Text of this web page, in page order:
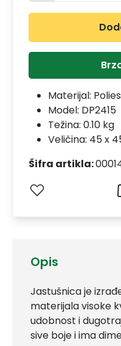
Opis
Jastušnica je
materijala visoke
udobnost i
sive boje i ima
Materijal:
Model: DP2415
Težina: 0.10 kg
Veličina: 45 x
Šifra artikla: